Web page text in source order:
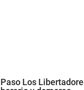
Paso Los